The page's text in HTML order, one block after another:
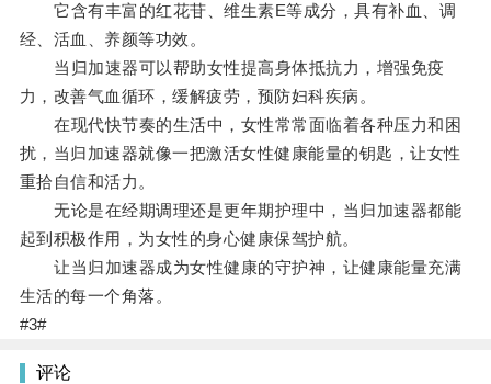
它含有丰富的红花苷、维生素E等成分，具有补血、调
经、活血、养颜等功效。
当归加速器可以帮助女性提高身体抵抗力，增强免疫
力，改善气血循环，缓解疲劳，预防妇科疾病。
在现代快节奏的生活中，女性常常面临着各种压力和困
扰，当归加速器就像一把激活女性健康能量的钥匙，让女性
重拾自信和活力。
无论是在经期调理还是更年期护理中，当归加速器都能
起到积极作用，为女性的身心健康保驾护航。
让当归加速器成为女性健康的守护神，让健康能量充满
生活的每一个角落。
#3#
评论